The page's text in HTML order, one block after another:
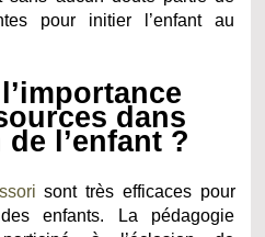
pour initier l’enfant au
dans
l’enfant ?
sont très efficaces pour
des enfants. La pédagogie